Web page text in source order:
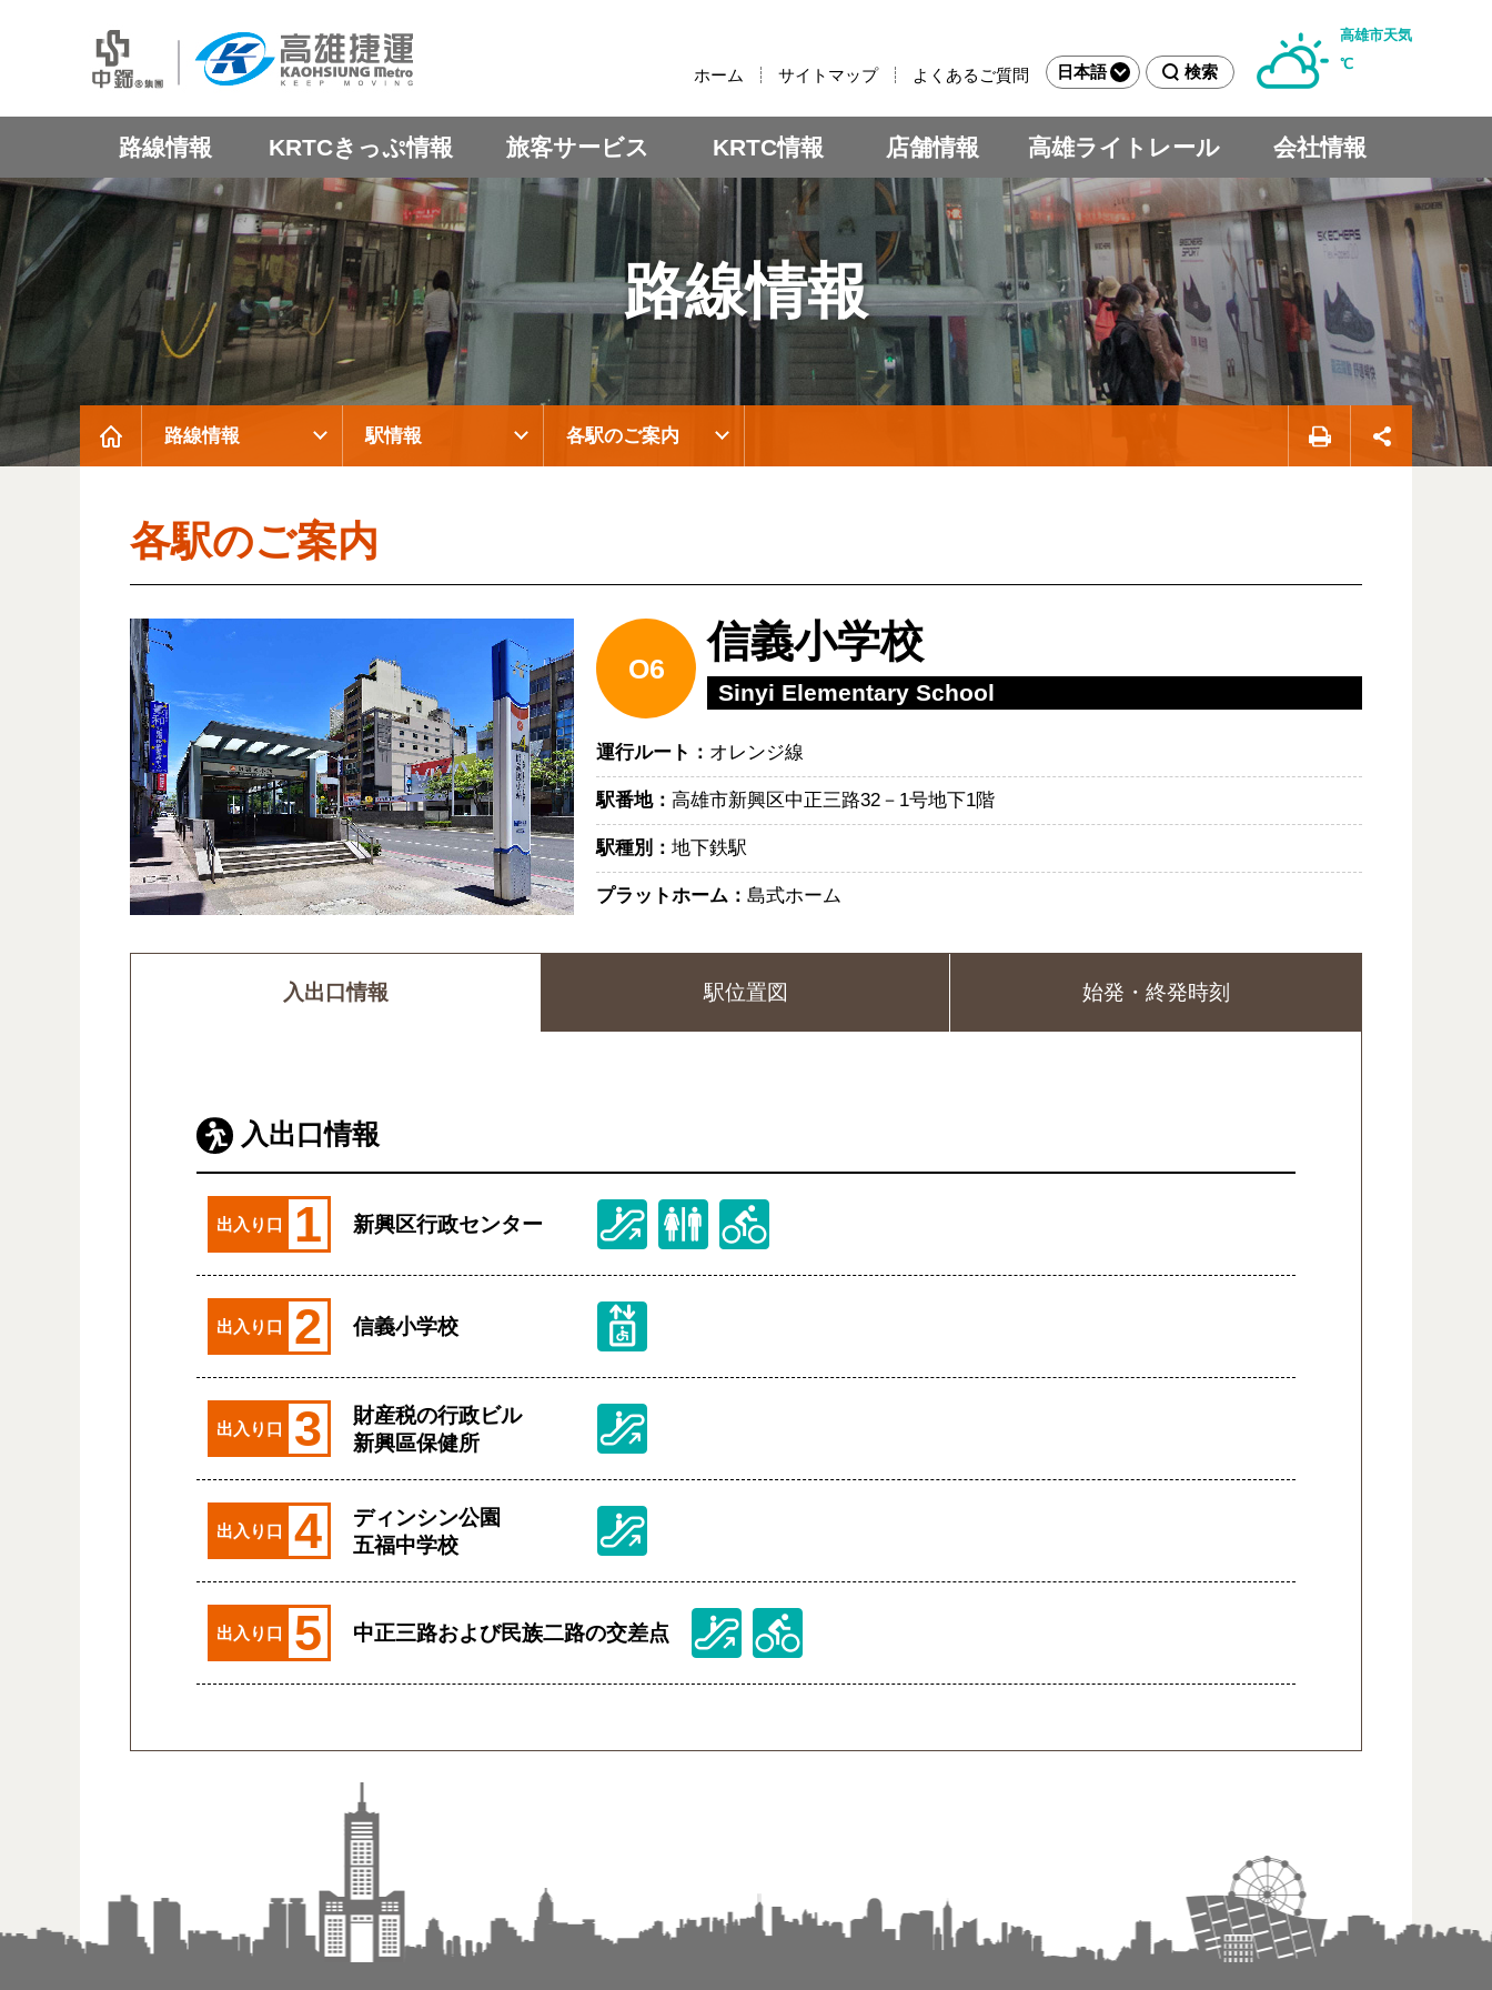
ホーム サイトマップ よくあるご質問 日本語 検索
高雄市天気
℃
路線情報 KRTCきっぷ情報 旅客サービス KRTC情報 店舗情報 高雄ライトレール 会社情報
路線情報
路線情報 駅情報 各駅のご案内
各駅のご案内
O6
信義小学校
Sinyi Elementary School
運行ルート： オレンジ線
駅番地： 高雄市新興区中正三路32－1号地下1階
駅種別： 地下鉄駅
プラットホーム： 島式ホーム
入出口情報 駅位置図 始発・終発時刻
入出口情報
出入り口 1 新興区行政センター
出入り口 2 信義小学校
出入り口 3
財産税の行政ビル
新興區保健所
出入り口 4
ディンシン公園
五福中学校
出入り口 5 中正三路および民族二路の交差点